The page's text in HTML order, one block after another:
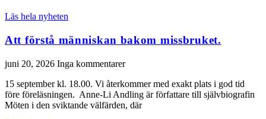
Läs hela nyheten
Att förstå människan bakom missbruket.
juni 20, 2026 Inga kommentarer
15 september kl. 18.00. Vi återkommer med exakt plats i god tid
före föreläsningen. Anne-Li Andling är författare till självbiografin
Möten i den sviktande välfärden, där